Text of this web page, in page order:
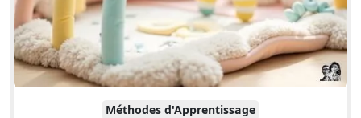
Méthodes d'Apprentissage